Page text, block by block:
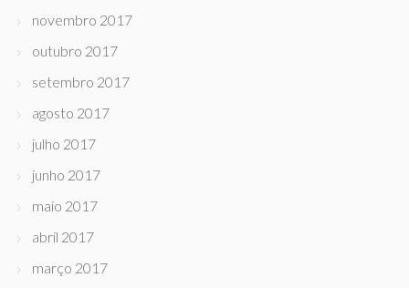
novembro 2017
outubro 2017
setembro 2017
agosto 2017
julho 2017
junho 2017
maio 2017
abril 2017
março 2017